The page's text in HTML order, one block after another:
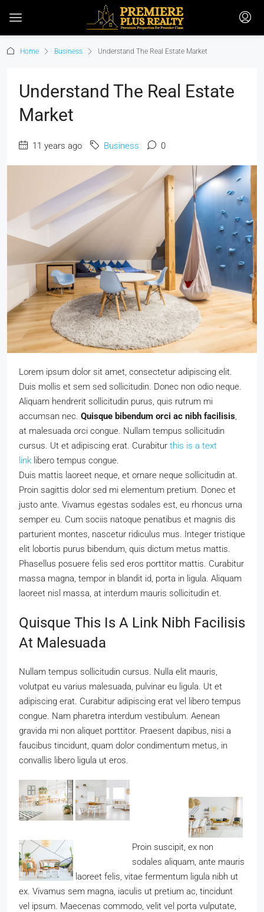
Home Business Understand The Real Estate Market
Understand The Real Estate
Market
11 years ago Business 0
Lorem ipsum dolor sit amet, consectetur adipiscing elit.
Duis mollis et sem sed sollicitudin. Donec non odio neque.
Aliquam hendrerit sollicitudin purus, quis rutrum mi
accumsan nec. Quisque bibendum orci ac nibh facilisis,
at malesuada orci congue. Nullam tempus sollicitudin
cursus. Ut et adipiscing erat. Curabitur this is a text
link libero tempus congue.
Duis mattis laoreet neque, et ornare neque sollicitudin at.
Proin sagittis dolor sed mi elementum pretium. Donec et
justo ante. Vivamus egestas sodales est, eu rhoncus urna
semper eu. Cum sociis natoque penatibus et magnis dis
parturient montes, nascetur ridiculus mus. Integer tristique
elit lobortis purus bibendum, quis dictum metus mattis.
Phasellus posuere felis sed eros porttitor mattis. Curabitur
massa magna, tempor in blandit id, porta in ligula. Aliquam
laoreet nisl massa, at interdum mauris sollicitudin et.
Quisque This Is A Link Nibh Facilisis
At Malesuada
Nullam tempus sollicitudin cursus. Nulla elit mauris,
volutpat eu varius malesuada, pulvinar eu ligula. Ut et
adipiscing erat. Curabitur adipiscing erat vel libero tempus
congue. Nam pharetra interdum vestibulum. Aenean
gravida mi non aliquet porttitor. Praesent dapibus, nisi a
faucibus tincidunt, quam dolor condimentum metus, in
convallis libero ligula ut eros.
Proin suscipit, ex non
sodales aliquam, ante mauris
laoreet felis, vitae fermentum ligula nibh ut
ex. Vivamus sem magna, iaculis ut pretium ac, tincidunt
vel ipsum. Maecenas commodo, velit vel porta vulputate,